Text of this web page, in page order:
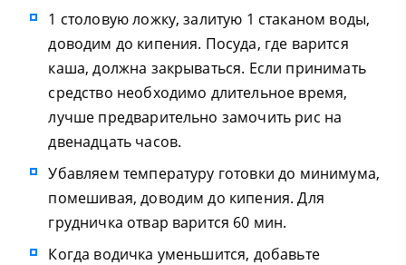
1 столовую ложку, залитую 1 стаканом воды,
доводим до кипения. Посуда, где варится
каша, должна закрываться. Если принимать
средство необходимо длительное время,
лучше предварительно замочить рис на
двенадцать часов.
Убавляем температуру готовки до минимума,
помешивая, доводим до кипения. Для
грудничка отвар варится 60 мин.
Когда водичка уменьшится, добавьте